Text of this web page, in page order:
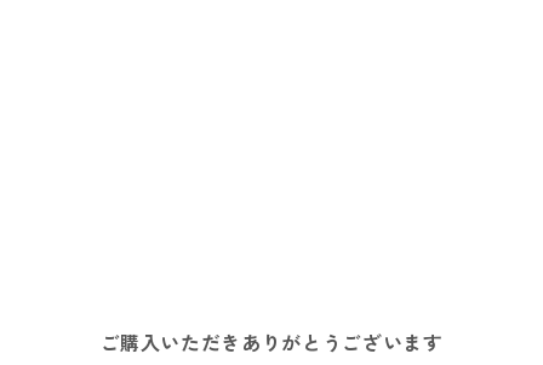
ご購入いただきありがとうございます